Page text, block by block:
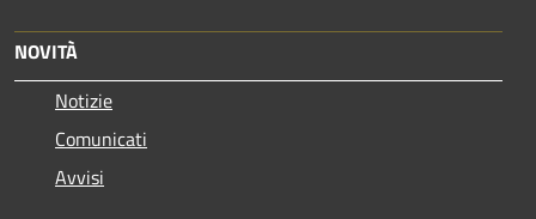
NOVITÀ
Notizie
Comunicati
Avvisi